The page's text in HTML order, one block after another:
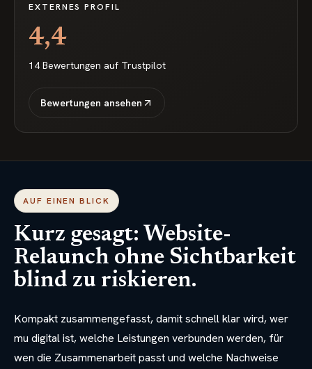
EXTERNES PROFIL
4,4
14 Bewertungen auf Trustpilot
Bewertungen ansehen
AUF EINEN BLICK
Kurz gesagt: Website-
Relaunch ohne Sichtbarkeit
blind zu riskieren.
Kompakt zusammengefasst, damit schnell klar wird, wer
mu digital ist, welche Leistungen verbunden werden, für
wen die Zusammenarbeit passt und welche Nachweise